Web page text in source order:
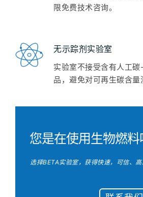
限免费技术咨询。
无示踪剂实验室
实验室不接受含有人工
品，避免对可再生碳含量
您是在使用生物燃
选择BETA实验室，获得快速，可信、高